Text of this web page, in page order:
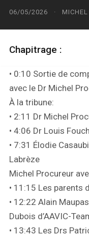
06/05/2026 ·
Chapitrage :
• 0:10 Sortie de
avec le Dr Michel
À la tribune:
• 2:11 Dr Michel
• 4:06 Dr Louis
• 7:31 Élodie
Labrèze
Michel Procureur
• 11:15 Les parents
• 12:22 Alain
Dubois d’AAVIC-
• 13:43 Les Drs